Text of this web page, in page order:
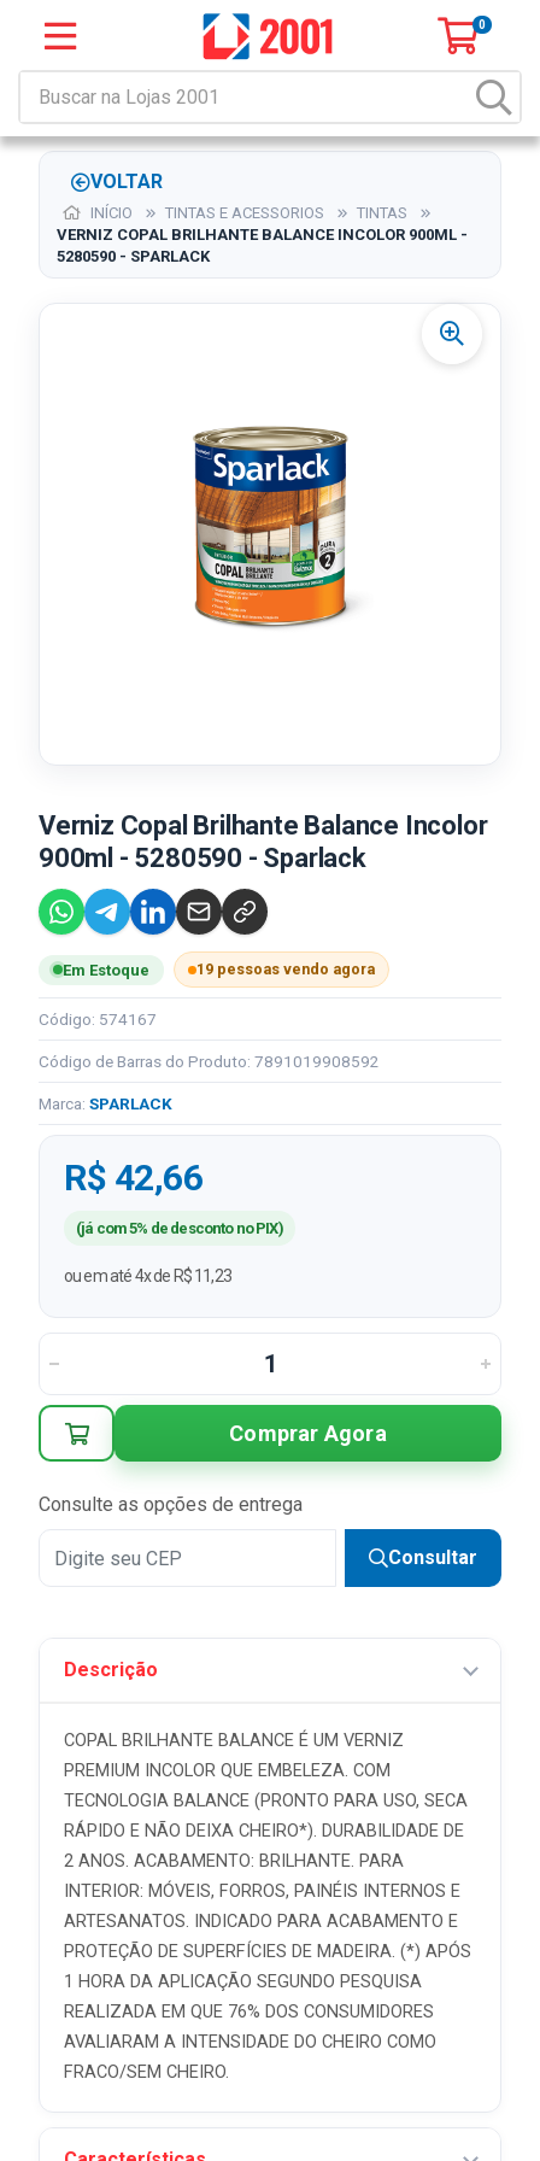
0
VOLTAR
INÍCIO TINTAS E ACESSORIOS
TINTAS
VERNIZ COPAL BRILHANTE BALANCE INCOLOR 900ML -
5280590 - SPARLACK
Verniz Copal Brilhante Balance Incolor
900ml - 5280590 - Sparlack
Em Estoque 19 pessoas vendo agora
Código: 574167
Código de Barras do Produto: 7891019908592
Marca: SPARLACK
R$ 42,66
(já com 5% de desconto no PIX)
ou em até 4x de R$ 11,23
Comprar Agora
Consulte as opções de entrega
Consultar
Descrição
COPAL BRILHANTE BALANCE É UM VERNIZ
PREMIUM INCOLOR QUE EMBELEZA. COM
TECNOLOGIA BALANCE (PRONTO PARA USO, SECA
RÁPIDO E NÃO DEIXA CHEIRO*). DURABILIDADE DE
2 ANOS. ACABAMENTO: BRILHANTE. PARA
INTERIOR: MÓVEIS, FORROS, PAINÉIS INTERNOS E
ARTESANATOS. INDICADO PARA ACABAMENTO E
PROTEÇÃO DE SUPERFÍCIES DE MADEIRA. (*) APÓS
1 HORA DA APLICAÇÃO SEGUNDO PESQUISA
REALIZADA EM QUE 76% DOS CONSUMIDORES
AVALIARAM A INTENSIDADE DO CHEIRO COMO
FRACO/SEM CHEIRO.